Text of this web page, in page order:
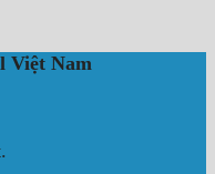
Việt Nam